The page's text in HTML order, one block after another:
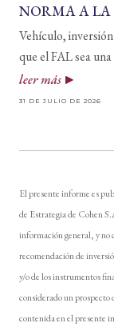
NORMA A
Vehículo,
que el FAL sea
leer más
31 DE JULIO DE 2026
El presente informe es
de Estrategia de Cohen
información general, y
recomendación de
y/o de los instrumentos
considerado un
contenida en el presente